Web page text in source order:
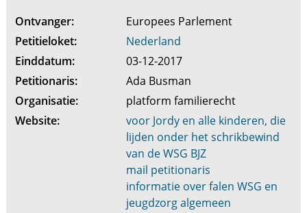
Ontvanger:
Europees Parlement
Petitieloket:
Nederland
Einddatum:
03-12-2017
Petitionaris:
Ada Busman
Organisatie:
platform familierecht
Website:
voor Jordy en alle kinderen, die
lijden onder het schrikbewind
van de WSG BJZ
mail petitionaris
informatie over falen WSG en
jeugdzorg algemeen